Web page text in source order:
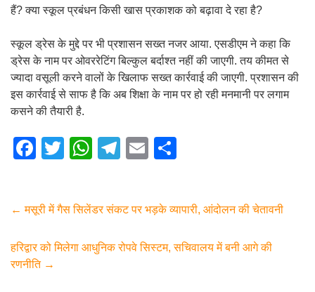
हैं? क्या स्कूल प्रबंधन किसी खास प्रकाशक को बढ़ावा दे रहा है?
स्कूल ड्रेस के मुद्दे पर भी प्रशासन सख्त नजर आया. एसडीएम ने कहा कि
ड्रेस के नाम पर ओवररेटिंग बिल्कुल बर्दाश्त नहीं की जाएगी. तय कीमत से
ज्यादा वसूली करने वालों के खिलाफ सख्त कार्रवाई की जाएगी. प्रशासन की
इस कार्रवाई से साफ है कि अब शिक्षा के नाम पर हो रही मनमानी पर लगाम
कसने की तैयारी है.
F
e
b
o
T
er
W
s
A
p
T
gr
a
E
e
← मसूरी में गैस सिलेंडर संकट पर भड़के व्यापारी, आंदोलन की चेतावनी
हरिद्वार को मिलेगा आधुनिक रोपवे सिस्टम, सचिवालय में बनी आगे की
रणनीति →